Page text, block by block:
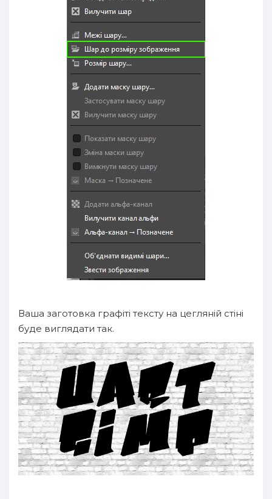
Ваша заготовка графіті тексту на цегляній стіні
буде виглядати так.